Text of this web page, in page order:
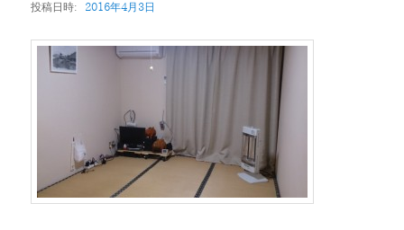
投稿日時: 2016年4月3日